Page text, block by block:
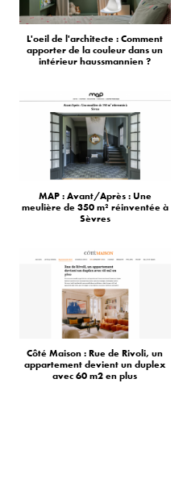
L'oeil de l'architecte : Comment
apporter de la couleur dans un
intérieur haussmannien ?
MAP : Avant/Après : Une
meulière de 350 m² réinventée à
Sèvres
Côté Maison : Rue de Rivoli, un
appartement devient un duplex
avec 60 m2 en plus